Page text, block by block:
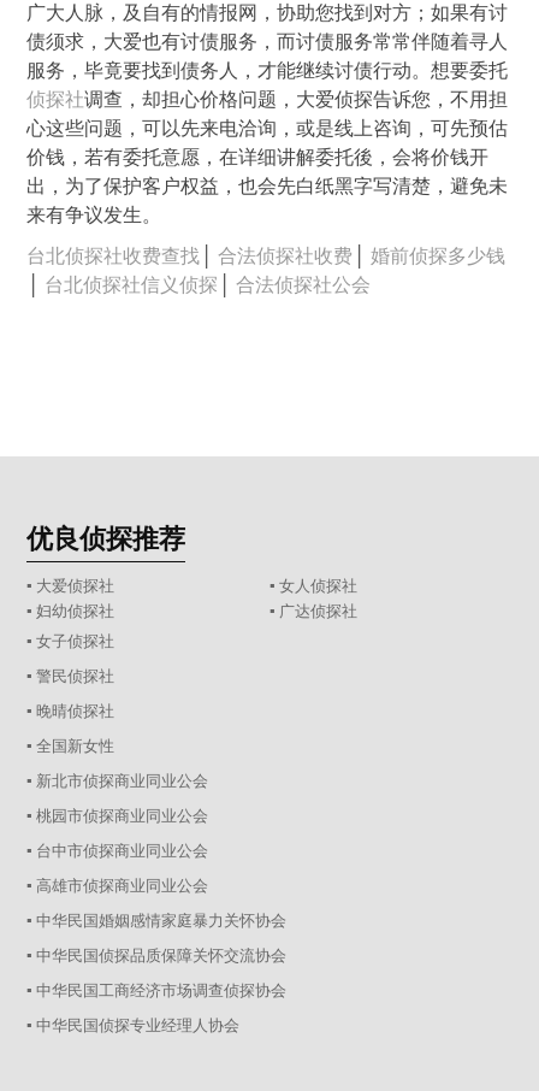
广大人脉，及自有的情报网，协助您找到对方；如果有讨
债须求，大爱也有讨债服务，而讨债服务常常伴随着寻人
服务，毕竟要找到债务人，才能继续讨债行动。想要委托
侦探社调查，却担心价格问题，大爱侦探告诉您，不用担
心这些问题，可以先来电洽询，或是线上咨询，可先预估
价钱，若有委托意愿，在详细讲解委托後，会将价钱开
出，为了保护客户权益，也会先白纸黑字写清楚，避免未
来有争议发生。
台北侦探社收费查找 │合法侦探社收费 │婚前侦探多少钱
台北侦探社信义侦探 │合法侦探社公会
优良侦探推荐
▪ 大爱侦探社
▪ 女人侦探社
▪ 妇幼侦探社
▪ 广达侦探社
▪ 女子侦探社
▪ 警民侦探社
▪ 晚晴侦探社
▪ 全国新女性
▪ 新北市侦探商业同业公会
▪ 桃园市侦探商业同业公会
▪ 台中市侦探商业同业公会
▪ 高雄市侦探商业同业公会
▪ 中华民国婚姻感情家庭暴力关怀协会
▪ 中华民国侦探品质保障关怀交流协会
▪ 中华民国工商经济市场调查侦探协会
▪ 中华民国侦探专业经理人协会